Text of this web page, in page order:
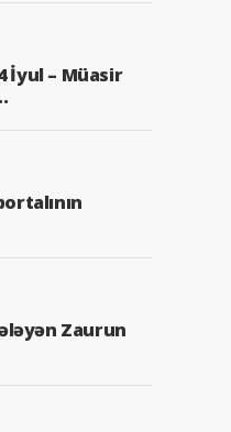
İyul – Müasir
Zaurun